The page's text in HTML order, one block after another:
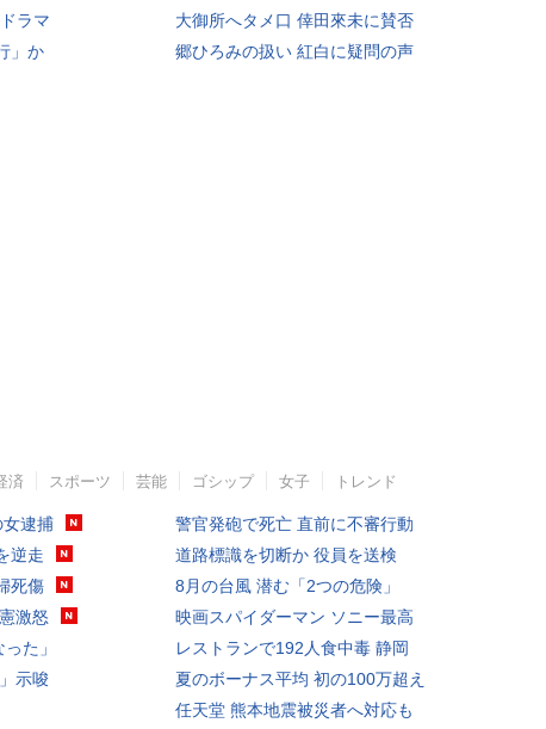
ラマ
大御所へタメ口 倖田來未に賛否
」か
郷ひろみの扱い 紅白に疑問の声
済 スポーツ 芸能 ゴシップ 女子 トレンド
逮捕
逆走
死傷
激怒
た」
示唆
警官発砲で死亡 直前に不審行動
道路標識を切断か 役員を送検
8月の台風 潜む「2つの危険」
映画スパイダーマン ソニー最高
レストランで192人食中毒 静岡
夏のボーナス平均 初の100万超え
任天堂 熊本地震被災者へ対応も